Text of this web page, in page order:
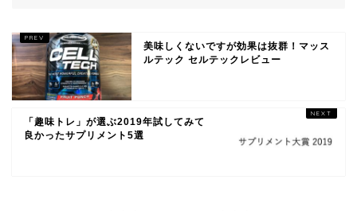
美味しくないですが効果は抜群！マッス
ルテック セルテックレビュー
「趣味トレ」が選ぶ2019年試してみて
良かったサプリメント5選